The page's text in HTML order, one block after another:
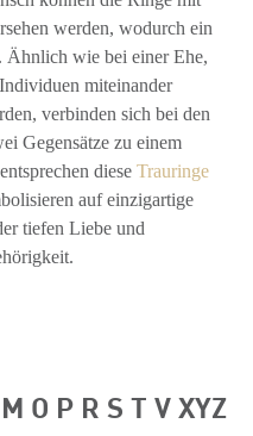
werden, wodurch ein
Ähnlich wie bei einer Ehe,
miteinander
verbinden sich bei den
Gegensätze zu einem
diese Trauringe
auf einzigartige
tiefen Liebe und
M O P RSTVXYZ